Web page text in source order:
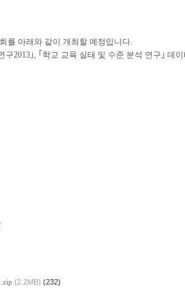
를 아래와 같이 개최할 예정입니다.
2013｣, ｢학교 교육 실태 및 수준 분석 연구｣ 데
(2.2MB) (232)